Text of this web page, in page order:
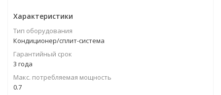
Характеристики
Тип оборудования
Кондиционер/сплит-система
Гарантийный срок
3 года
Макс. потребляемая мощность
0.7